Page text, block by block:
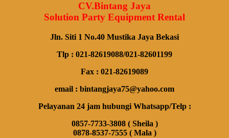
CV.Bintang Jaya
Solution Party Equipment Rental
Jln. Siti 1 No.40 Mustika Jaya Bekasi
Tlp : 021-82619088/021-82601199
Fax : 021-82619089
email : bintangjaya75@yahoo.com
Pelayanan 24 jam hubungi Whatsapp/Telp :
0857-7733-3808 ( Sheila )
0878-8537-7555 ( Mala )